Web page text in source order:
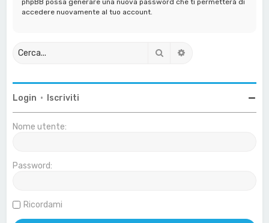
accedere nuovamente al tuo account.
Cerca
Login • Iscriviti
Nome utente:
Password:
Ricordami